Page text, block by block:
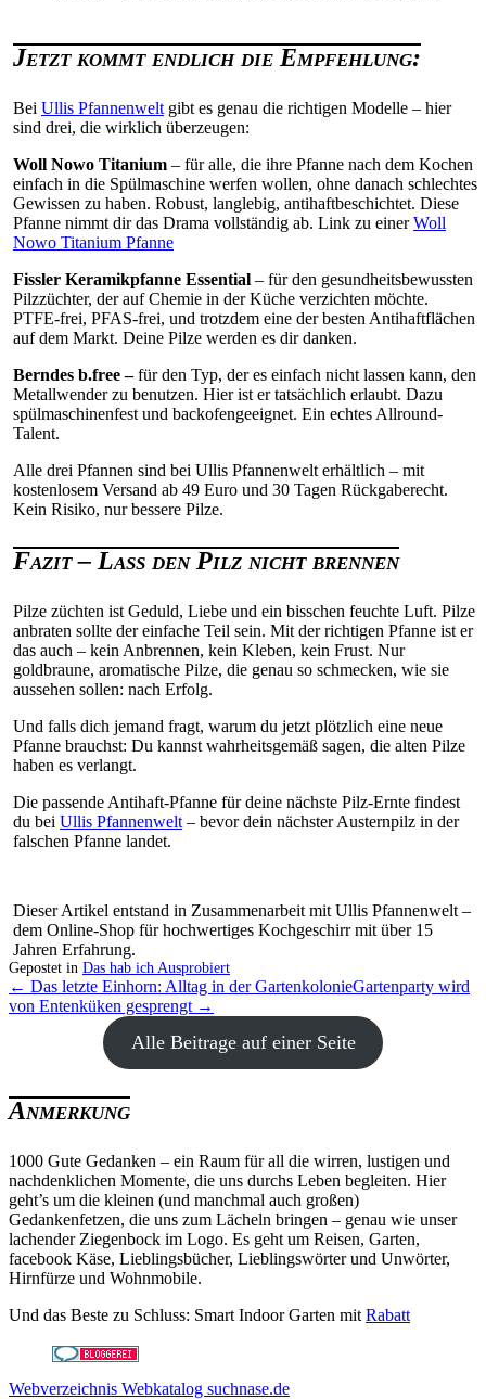
Jetzt kommt endlich die Empfehlung:
Bei Ullis Pfannenwelt gibt es genau die richtigen Modelle – hier
sind drei, die wirklich überzeugen:
Woll Nowo Titanium – für alle, die ihre Pfanne nach dem Kochen
einfach in die Spülmaschine werfen wollen, ohne danach schlechtes
Gewissen zu haben. Robust, langlebig, antihaftbeschichtet. Diese
Pfanne nimmt dir das Drama vollständig ab. Link zu einerWoll
Nowo Titanium Pfanne
Fissler Keramikpfanne Essential – für den gesundheitsbewussten
Pilzzüchter, der auf Chemie in der Küche verzichten möchte.
PTFE-frei, PFAS-frei, und trotzdem eine der besten Antihaftflächen
auf dem Markt. Deine Pilze werden es dir danken.
Berndes b.free –für den Typ, der es einfach nicht lassen kann, den
Metallwender zu benutzen. Hier ist er tatsächlich erlaubt. Dazu
spülmaschinenfest und backofengeeignet. Ein echtes Allround-
Talent.
Alle drei Pfannen sind bei Ullis Pfannenwelt erhältlich – mit
kostenlosem Versand ab 49 Euro und 30 Tagen Rückgaberecht.
Kein Risiko, nur bessere Pilze.
Fazit – Lass den Pilz nicht brennen
Pilze züchten ist Geduld, Liebe und ein bisschen feuchte Luft. Pilze
anbraten sollte der einfache Teil sein. Mit der richtigen Pfanne ist er
das auch – kein Anbrennen, kein Kleben, kein Frust. Nur
goldbraune, aromatische Pilze, die genau so schmecken, wie sie
aussehen sollen: nach Erfolg.
Und falls dich jemand fragt, warum du jetzt plötzlich eine neue
Pfanne brauchst: Du kannst wahrheitsgemäß sagen, die alten Pilze
haben es verlangt.
Die passende Antihaft-Pfanne für deine nächste Pilz-Ernte findest
du bei Ullis Pfannenwelt – bevor dein nächster Austernpilz in der
falschen Pfanne landet.
Dieser Artikel entstand in Zusammenarbeit mit Ullis Pfannenwelt –
dem Online-Shop für hochwertiges Kochgeschirr mit über 15
Jahren Erfahrung.
Gepostet in Das hab ich Ausprobiert
← Das letzte Einhorn: Alltag in der GartenkolonieGartenparty wird
von Entenküken gesprengt →
Alle Beitrage auf einer Seite
Anmerkung
1000 Gute Gedanken – ein Raum für all die wirren, lustigen und
nachdenklichen Momente, die uns durchs Leben begleiten. Hier
geht’s um die kleinen (und manchmal auch großen)
Gedankenfetzen, die uns zum Lächeln bringen – genau wie unser
lachender Ziegenbock im Logo. Es geht um Reisen, Garten,
facebook Käse, Lieblingsbücher, Lieblingswörter und Unwörter,
Hirnfürze und Wohnmobile.
Und das Beste zu Schluss: Smart Indoor Garten mit Rabatt
Webverzeichnis Webkatalog suchnase.de